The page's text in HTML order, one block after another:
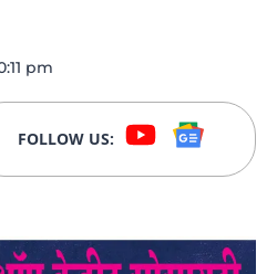
pm
FOLLOW US: